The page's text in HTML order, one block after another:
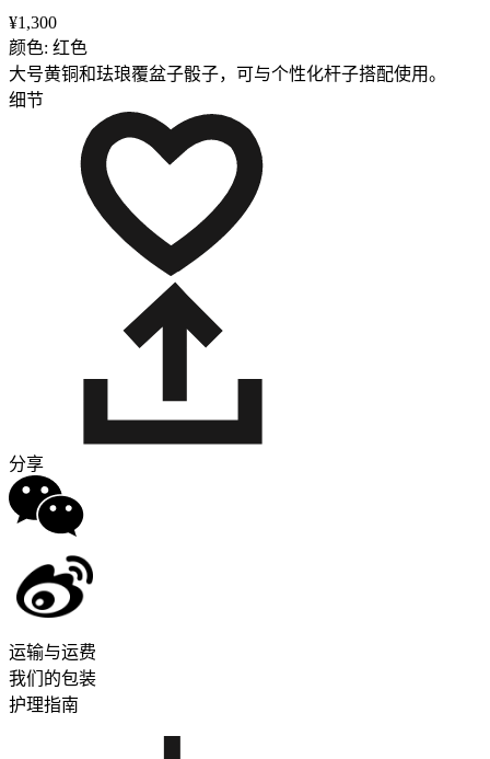
¥1,300
颜色: 红色
大号黄铜和珐琅覆盆子骰子，可与个性化杆子搭配使用。
细节
分享
运输与运费
我们的包装
护理指南